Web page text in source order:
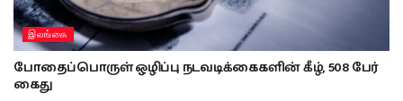
இலங்கை
போதைப்பொருள் ஒழிப்பு நடவடிக்கைகளின் கீழ், 508 பேர்
கைது